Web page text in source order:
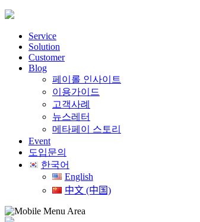
Skip
contentService
Solution
Customer
Blog
페이롤 인사이트
이용가이드
고객사례
뉴스레터
메타페이 스토리
Event
도입문의
한국어
English
中文 (中国)